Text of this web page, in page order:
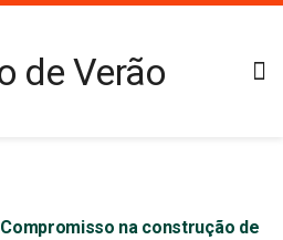
Compromisso na construção de